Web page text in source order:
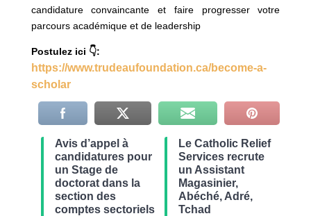
candidature convaincante et faire progresser votre
parcours académique et de leadership
Postulez ici 👇:
https://www.trudeaufoundation.ca/become-a-
scholar
Avis d’appel à
candidatures pour
un Stage de
doctorat dans la
section des
comptes sectoriels
Le Catholic Relief
Services recrute
un Assistant
Magasinier,
Abéché, Adré,
Tchad